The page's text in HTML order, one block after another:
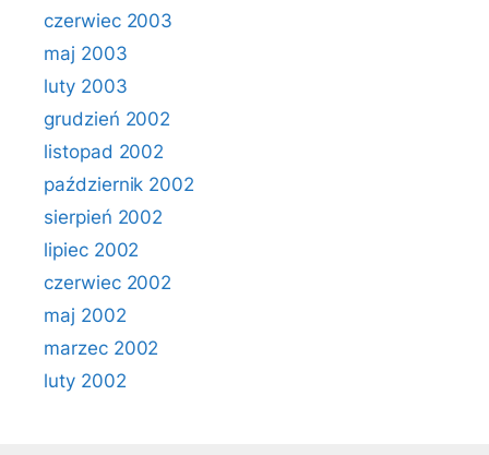
czerwiec 2003
maj 2003
luty 2003
grudzień 2002
listopad 2002
październik 2002
sierpień 2002
lipiec 2002
czerwiec 2002
maj 2002
marzec 2002
luty 2002